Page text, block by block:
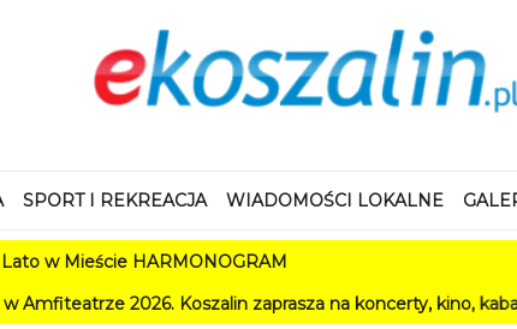
SPORT I REKREACJA WIADOMOŚCI LOKALNE
HARMONOGRAM
2026. Koszalin zaprasza na koncerty, kino, kabarety i